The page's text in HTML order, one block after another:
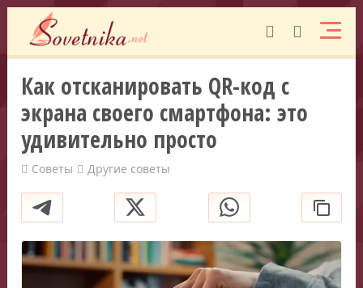
Как отсканировать QR-код с
экрана своего смартфона: это
удивительно просто
Советы Другие советы